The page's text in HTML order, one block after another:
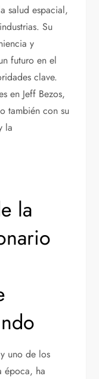
salud espacial,
Su
y
futuro en el
clave.
en Jeff Bezos,
también con su
la
la
uno de los
época, ha